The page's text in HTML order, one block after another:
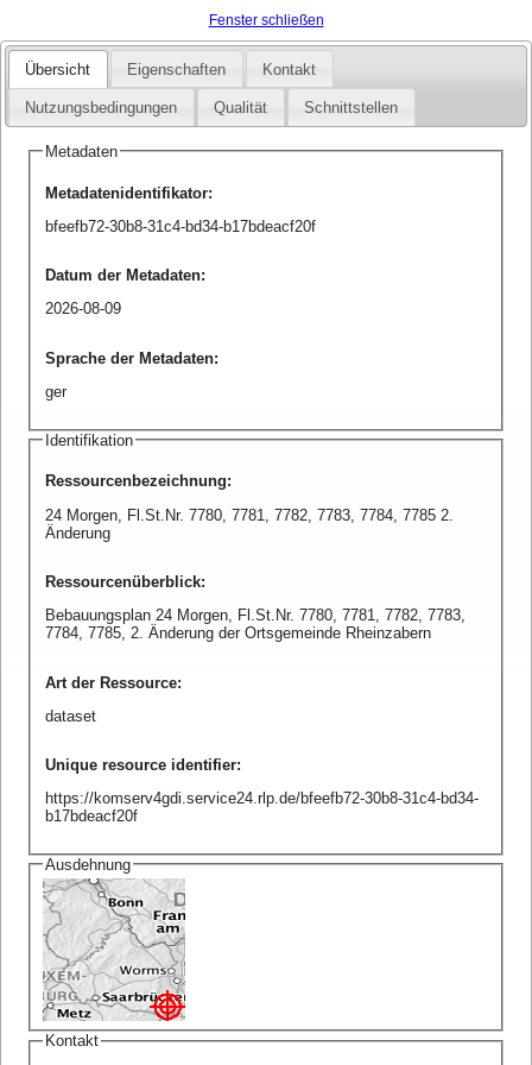
Fenster schließen
Übersicht Eigenschaften Kontakt
Nutzungsbedingungen Qualität Schnittstellen
Metadaten
Metadatenidentifikator:
bfeefb72-30b8-31c4-bd34-b17bdeacf20f
Datum der Metadaten:
2026-08-09
Sprache der Metadaten:
ger
Identifikation
Ressourcenbezeichnung:
24 Morgen, Fl.St.Nr. 7780, 7781, 7782, 7783, 7784, 7785 2.
Änderung
Ressourcenüberblick:
Bebauungsplan 24 Morgen, Fl.St.Nr. 7780, 7781, 7782, 7783,
7784, 7785, 2. Änderung der Ortsgemeinde Rheinzabern
Art der Ressource:
dataset
Unique resource identifier:
https://komserv4gdi.service24.rlp.de/bfeefb72-30b8-31c4-bd34-
b17bdeacf20f
Ausdehnung
Kontakt